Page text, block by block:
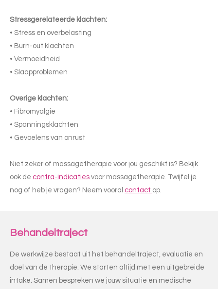
Stressgerelateerde klachten:
• Stress en overbelasting
• Burn-out klachten
• Vermoeidheid
• Slaapproblemen
Overige klachten:
• Fibromyalgie
• Spanningsklachten
• Gevoelens van onrust
Niet zeker of massagetherapie voor jou geschikt is? Bekijk
ook de contra-indicaties voor massagetherapie. Twijfel je
nog of heb je vragen? Neem vooral contact op.
Behandeltraject
De werkwijze bestaat uit het behandeltraject, evaluatie en
doel van de therapie. We starten altijd met een uitgebreide
intake. Samen bespreken we jouw situatie en medische